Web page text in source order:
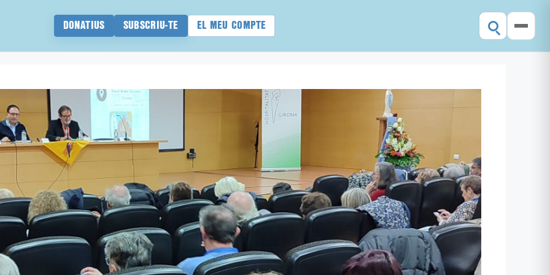
DONATIUS SUBSCRIU-TE EL MEU COMPTE